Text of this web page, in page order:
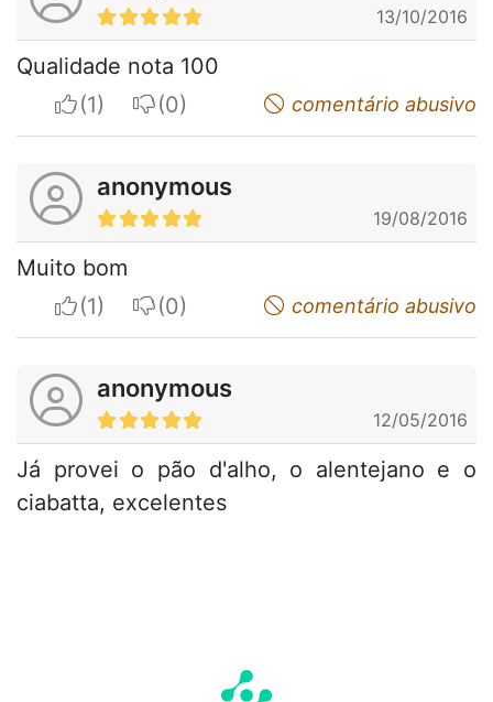
13/10/2016
Qualidade nota 100
I apreciateI do not appreciatecomentário abusivo
anonymous
19/08/2016
Muito bom
I apreciateI do not appreciatecomentário abusivo
anonymous
12/05/2016
Já provei o pão d'alho, o alentejano e o
ciabatta, excelentes